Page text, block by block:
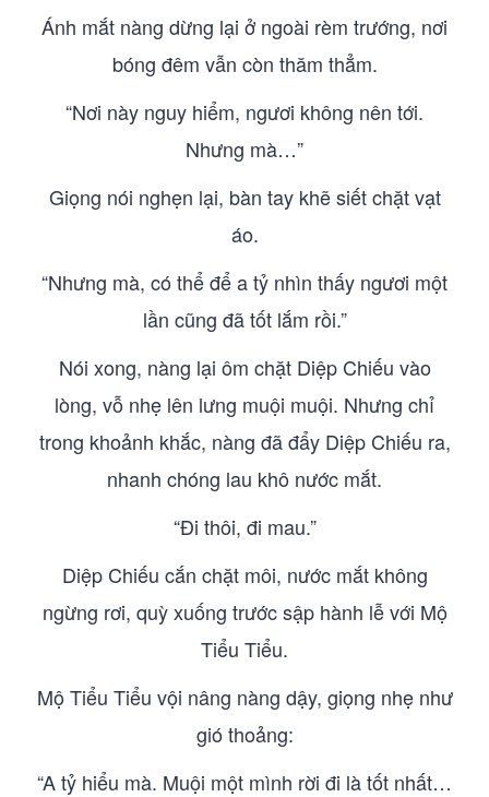
Ánh mắt nàng dừng lại ở ngoài rèm trướng, nơi
bóng đêm vẫn còn thăm thẳm.
“Nơi này nguy hiểm, ngươi không nên tới.
Nhưng mà…”
Giọng nói nghẹn lại, bàn tay khẽ siết chặt vạt
áo.
“Nhưng mà, có thể để a tỷ nhìn thấy ngươi một
lần cũng đã tốt lắm rồi.”
Nói xong, nàng lại ôm chặt Diệp Chiếu vào
lòng, vỗ nhẹ lên lưng muội muội. Nhưng chỉ
trong khoảnh khắc, nàng đã đẩy Diệp Chiếu ra,
nhanh chóng lau khô nước mắt.
“Đi thôi, đi mau.”
Diệp Chiếu cắn chặt môi, nước mắt không
ngừng rơi, quỳ xuống trước sập hành lễ với Mộ
Tiểu Tiểu.
Mộ Tiểu Tiểu vội nâng nàng dậy, giọng nhẹ như
gió thoảng:
“A tỷ hiểu mà. Muội một mình rời đi là tốt nhất…